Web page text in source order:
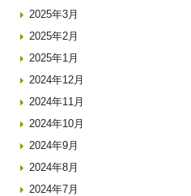
2025年3月
2025年2月
2025年1月
2024年12月
2024年11月
2024年10月
2024年9月
2024年8月
2024年7月